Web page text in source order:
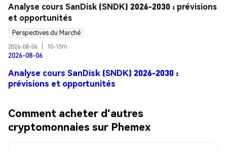
Analyse cours SanDisk (SNDK) 2026-2030 : prévisions
et opportunités
Perspectives du Marché
2026-08-06
10-15m
2026-08-06
Analyse cours SanDisk (SNDK) 2026-2030 :
prévisions et opportunités
Comment acheter d'autres
cryptomonnaies sur Phemex